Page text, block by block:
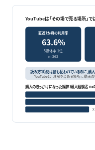
YouTubeは「その場で売る場所」で
直近1か月の利用率
63.6%
5媒体中 1位
n=363
読み方：時間は最も使われているのに、購
＝ YouTubeは「理解を深める場所」。動画
購入のきっかけになった媒体（購入経験者